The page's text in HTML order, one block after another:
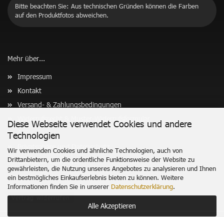
Diese Webseite verwendet Cookies und andere
Technologien
Wir verwenden Cookies und ähnliche Technologien, auch von
Drittanbietern, um die ordentliche Funktionsweise der Website zu
gewährleisten, die Nutzung unseres Angebotes zu analysieren und Ihnen
ein bestmögliches Einkaufserlebnis bieten zu können. Weitere
Informationen finden Sie in unserer Datenschutzerklärung.
Alle Akzeptieren
Bitte beachten Sie: Aus technischen Gründen können die Farben
auf den Produktfotos abweichen.
Mehr über...
Impressum
Kontakt
Versand- & Zahlungsbedingungen
Widerrufsrecht & Muster-Widerrufsformular
AGB
Privatsphäre und Datenschutz
Cookie Einstellungen
Vertrag widerrufen